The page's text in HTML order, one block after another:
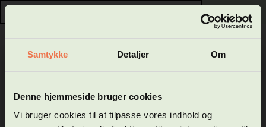
Samtykke Detaljer Om
Denne hjemmeside bruger cookies
Vi bruger cookies til at tilpasse vores indhold og
0
Engelsk, E
Velkommen til Hf og VUC
Roskilde - Køges